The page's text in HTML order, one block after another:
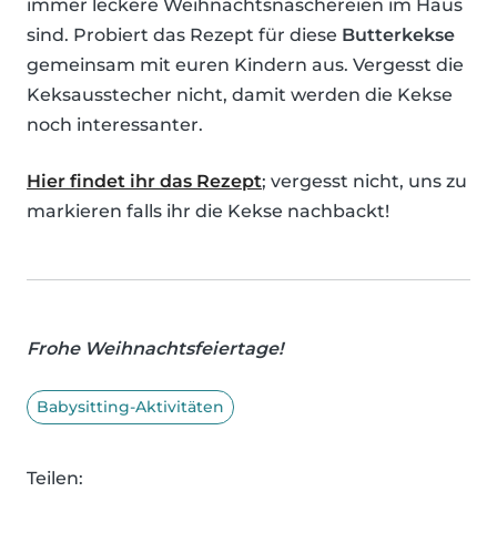
immer leckere Weihnachtsnaschereien im Haus
sind. Probiert das Rezept für diese Butterkekse
gemeinsam mit euren Kindern aus. Vergesst die
Keksausstecher nicht, damit werden die Kekse
noch interessanter.
Hier findet ihr das Rezept; vergesst nicht, uns zu
markieren falls ihr die Kekse nachbackt!
Frohe Weihnachtsfeiertage!
Babysitting-Aktivitäten
Teilen: